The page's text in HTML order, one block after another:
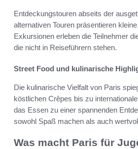
Entdeckungstouren abseits der
alternativen Touren präsentieren
Exkursionen erleben die Teilnehmer
die nicht in Reiseführern stehen.
Street Food und kulinarische
Die kulinarische Vielfalt von Paris
köstlichen Crêpes bis zu
das Essen zu einer spannenden
sowohl Spaß machen als auch
Was macht Paris für